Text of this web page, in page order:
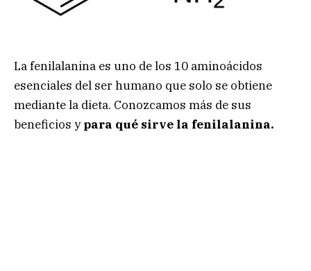
La fenilalanina es uno de los 10 aminoácidos
esenciales del ser humano que solo se obtiene
mediante la dieta. Conozcamos más de sus
beneficios ypara qué sirve la fenilalanina.